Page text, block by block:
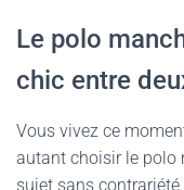
Le polo
chic entre
Vous vivez ce
autant choisir le polo
sujet sans